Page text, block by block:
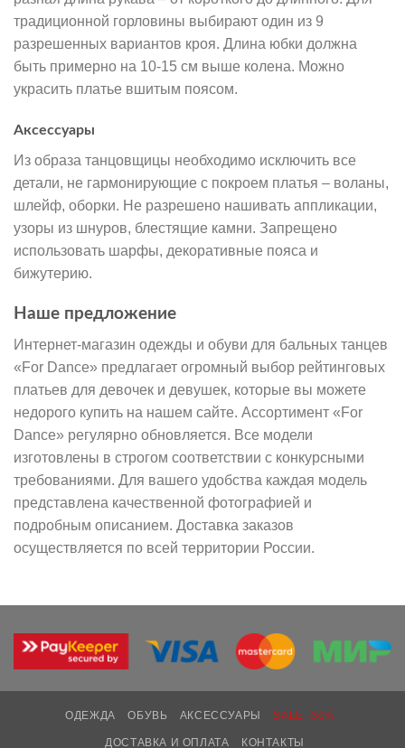
традиционной горловины выбирают один из 9
разрешенных вариантов кроя. Длина юбки должна
быть примерно на 10-15 см выше колена. Можно
украсить платье вшитым поясом.
Аксессуары
Из образа танцовщицы необходимо исключить все
детали, не гармонирующие с покроем платья – воланы,
шлейф, оборки. Не разрешено нашивать аппликации,
узоры из шнуров, блестящие камни. Запрещено
использовать шарфы, декоративные пояса и
бижутерию.
Наше предложение
Интернет-магазин одежды и обуви для бальных танцев
«For Dance» предлагает огромный выбор рейтинговых
платьев для девочек и девушек, которые вы можете
недорого купить на нашем сайте. Ассортимент «For
Dance» регулярно обновляется. Все модели
изготовлены в строгом соответствии с конкурсными
требованиями. Для вашего удобства каждая модель
представлена качественной фотографией и
подробным описанием. Доставка заказов
осуществляется по всей территории России.
ОДЕЖДА ОБУВЬ АКСЕССУАРЫ SALE -30%
ДОСТАВКА И ОПЛАТА КОНТАКТЫ